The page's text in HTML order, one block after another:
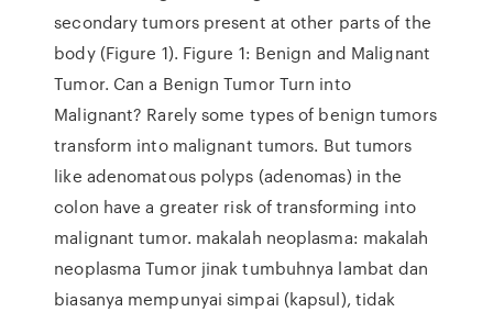
secondary tumors present at other parts of the
body (Figure 1). Figure 1: Benign and Malignant
Tumor. Can a Benign Tumor Turn into
Malignant? Rarely some types of benign tumors
transform into malignant tumors. But tumors
like adenomatous polyps (adenomas) in the
colon have a greater risk of transforming into
malignant tumor. makalah neoplasma: makalah
neoplasma Tumor jinak tumbuhnya lambat dan
biasanya mempunyai simpai (kapsul), tidak